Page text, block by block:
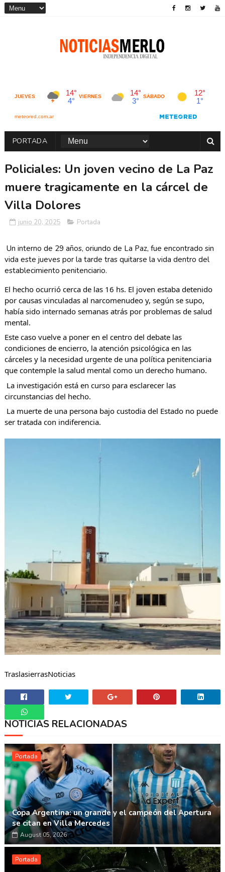
PORTADA
Policiales: Un joven vecino de La Paz
muere tragicamente en la cárcel de
Villa Dolores
junio 20, 2025 Portada
Un interno de 29 años, oriundo de La Paz, fue encontrado sin
vida este jueves por la tarde tras quitarse la vida dentro del
establecimiento penitenciario.
El hecho ocurrió cerca de las 16 hs. El joven estaba detenido
por causas vinculadas al narcomenudeo y, según se supo,
había sido internado semanas atrás por problemas de salud
mental.
Este caso vuelve a poner en el centro del debate las
condiciones de encierro, la atención psicológica en las
cárceles y la necesidad urgente de una política penitenciaria
que contemple la salud mental como un derecho humano.
circunstancias del hecho.
ser tratada con indiferencia.
TraslasierrasNoticias
Whatsapp
NOTICIAS RELACIONADAS
Portada
Copa Argentina: un grande y el campeón del Apertura
se citan en Villa Mercedes
August 05, 2026
Portada